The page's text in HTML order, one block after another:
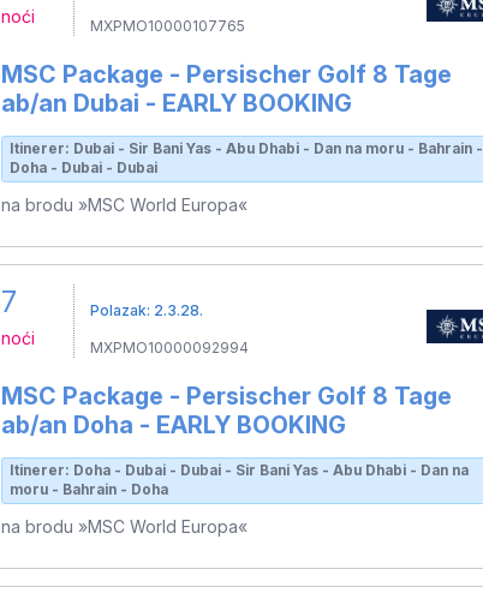
noći
MSC Package - Persischer Golf 8 Tage
ab/an Dubai - EARLY BOOKING
Itinerer: Dubai - Sir Bani Yas - Abu Dhabi - Dan na moru - Bahrain -
Doha - Dubai - Dubai
na brodu »MSC World Europa«
MXPMO10000107765
7
noći
MSC Package - Persischer Golf 8 Tage
ab/an Doha - EARLY BOOKING
Itinerer: Doha - Dubai - Dubai - Sir Bani Yas - Abu Dhabi - Dan na
moru - Bahrain - Doha
na brodu »MSC World Europa«
Polazak: 2.3.28.
MXPMO10000092994